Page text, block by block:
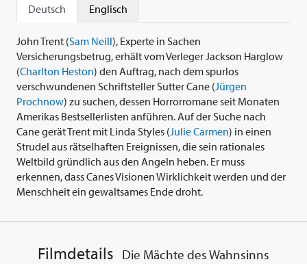
Deutsch Englisch
John Trent (Sam Neill), Experte in Sachen
Versicherungsbetrug, erhält vom Verleger Jackson Harglow
(Charlton Heston) den Auftrag, nach dem spurlos
verschwundenen Schriftsteller Sutter Cane (Jürgen
Prochnow) zu suchen, dessen Horrorromane seit Monaten
Amerikas Bestsellerlisten anführen. Auf der Suche nach
Cane gerät Trent mit Linda Styles (Julie Carmen) in einen
Strudel aus rätselhaften Ereignissen, die sein rationales
Weltbild gründlich aus den Angeln heben. Er muss
erkennen, dass Canes Visionen Wirklichkeit werden und der
Menschheit ein gewaltsames Ende droht.
Filmdetails Die Mächte des Wahnsinns